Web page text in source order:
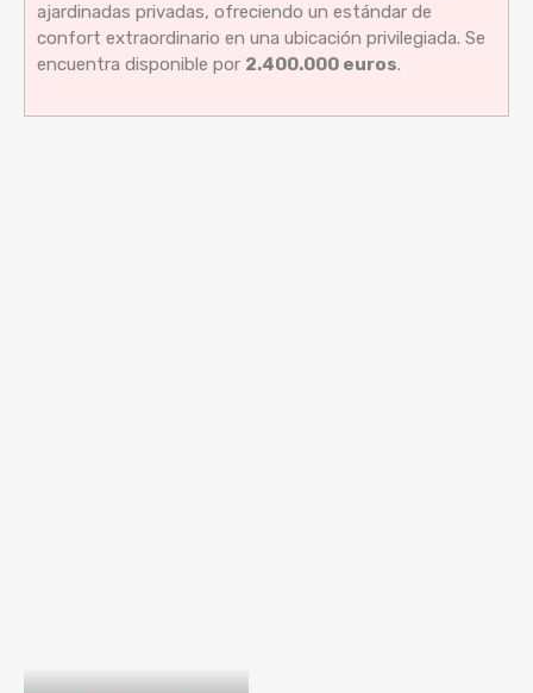
ajardinadas privadas, ofreciendo un estándar de
confort extraordinario en una ubicación privilegiada. Se
encuentra disponible por 2.400.000 euros.